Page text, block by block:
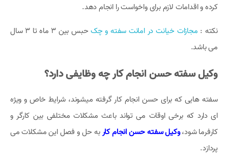
کرده و اقدامات لازم برای واخواست را انجام دهد.
نکته : مجازات خیانت در امانت سفته و چک
حبس بین 3 ماه تا 3 سال
می باشد.
وکیل سفته حسن انجام کار چه وظایفی دارد؟
سفته هایی که برای حسن انجام کار گرفته میشوند، شرایط خاص و ویژه
ای دارد که برخی اوقات می تواند باعث مشکلات مختلفی بین کارگر و
کارفرما شود،وکیل سفته حسن انجام کار به حل و فصل این مشکلات می
پردازد.